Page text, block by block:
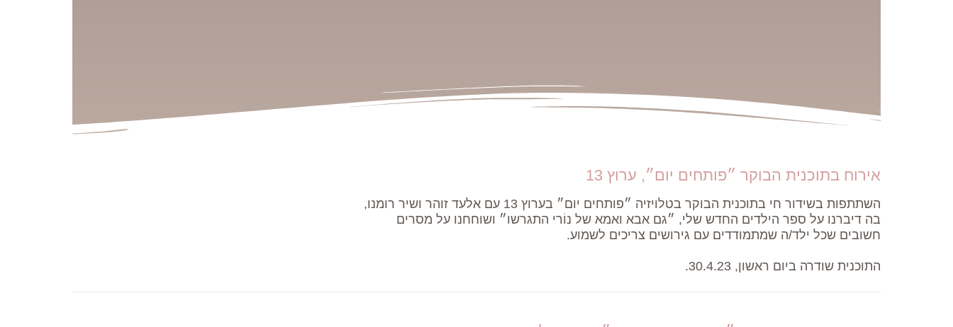
אירוח בתוכנית הבוקר ״פותחים יום״, ערוץ 13
השתתפות בשידור חי בתוכנית הבוקר בטלויזיה ״פותחים יום״ בערוץ 13 עם אלעד זוהר ושיר רומנו,
בה דיברנו על ספר הילדים החדש שלי, ״גם אבא ואמא של נוֹרי התגרשו״ ושוחחנו על מסרים
חשובים שכל ילד/ה שמתמודדים עם גירושים צריכים לשמוע.
התוכנית שודרה ביום ראשון, 30.4.23.